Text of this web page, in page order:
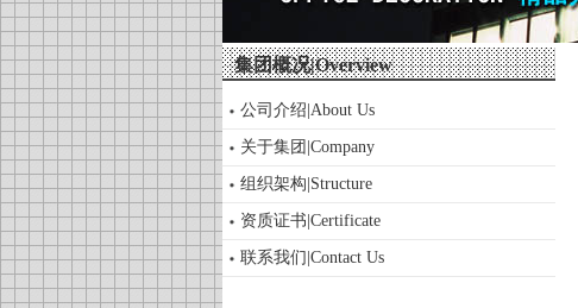
集团概况|Overview
公司介绍|About Us
关于集团|Company
组织架构|Structure
资质证书|Certificate
联系我们|Contact Us